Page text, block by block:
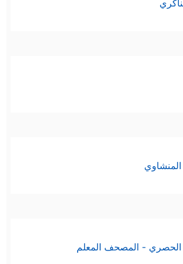
الحصري - المصحف المعلم